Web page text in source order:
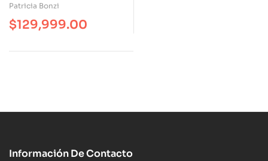
Emmanuel Levinas
Patricia Bonzi
$129,999.00
Información De Contacto